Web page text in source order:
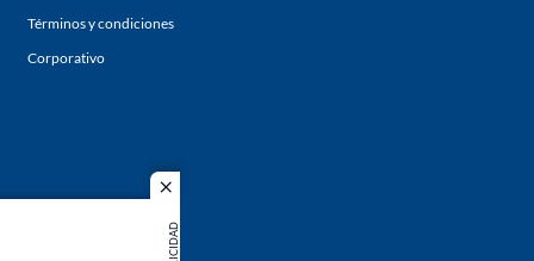
close
Términos y condiciones
Corporativo